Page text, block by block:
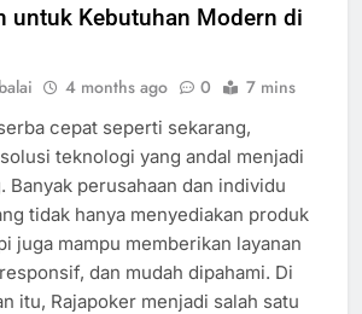
untuk Kebutuhan Modern di
4 months ago 0 7 mins
cepat seperti sekarang,
teknologi yang andal menjadi
Banyak perusahaan dan individu
tidak hanya menyediakan produk
juga mampu memberikan layanan
dan mudah dipahami. Di
itu, Rajapoker menjadi salah satu